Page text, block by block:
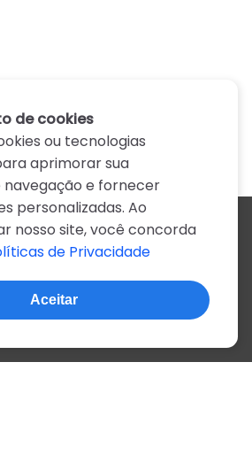
os artistas
E F G H I J
R S T U V W X
Z
0-9
2 milhões de cifras e letras
de cookies
ou tecnologias
aprimorar sua
navegação e fornecer
personalizadas. Ao
nosso site, você concorda
de Privacidade
Aceitar